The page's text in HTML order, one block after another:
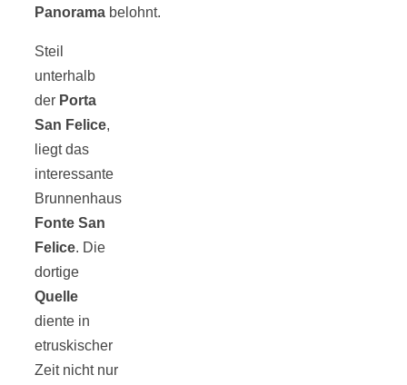
Panorama belohnt.
Steil
unterhalb
der Porta
San Felice,
liegt das
interessante
Brunnenhaus
Fonte San
Felice. Die
dortige
Quelle
diente in
etruskischer
Zeit nicht nur